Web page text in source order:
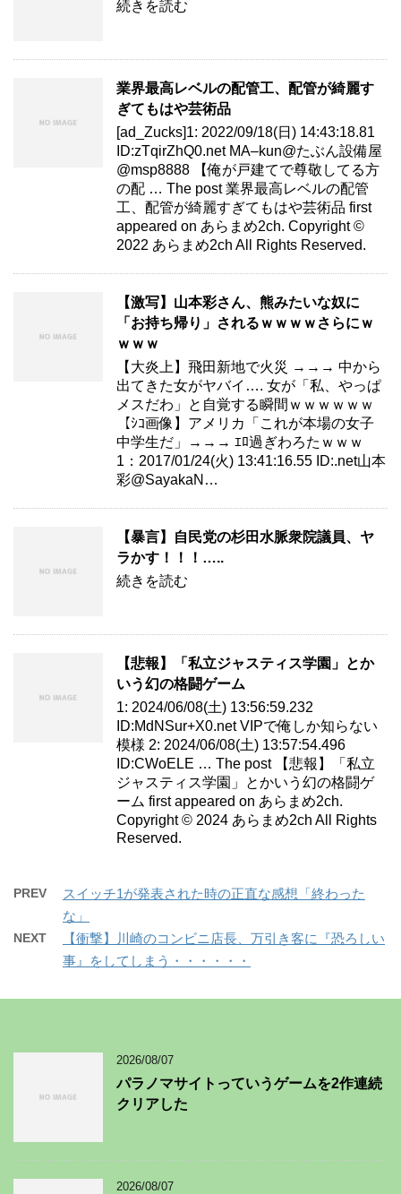
続きを読む
業界最高レベルの配管工、配管が綺麗す
ぎてもはや芸術品
[ad_Zucks]1: 2022/09/18(日) 14:43:18.81
ID:zTqirZhQ0.net MA–kun@たぶん設備屋
@msp8888 【俺が戸建てで尊敬してる方
の配 … The post 業界最高レベルの配管
工、配管が綺麗すぎてもはや芸術品 first
appeared on あらまめ2ch. Copyright ©
2022 あらまめ2ch All Rights Reserved.
【激写】山本彩さん、熊みたいな奴に
「お持ち帰り」されるｗｗｗｗさらにｗ
ｗｗｗ
【大炎上】飛田新地で火災 →→→ 中から
出てきた女がヤバイ…. 女が「私、やっぱ
メスだわ」と自覚する瞬間ｗｗｗｗｗｗ
【ｼｺ画像】アメリカ「これが本場の女子
中学生だ」→→→ ｴﾛ過ぎわろたｗｗｗ
1：2017/01/24(火) 13:41:16.55 ID:.net山本
彩@SayakaN…
【暴言】自民党の杉田水脈衆院議員、ヤ
ラかす！！！…..
続きを読む
【悲報】「私立ジャスティス学園」とか
いう幻の格闘ゲーム
1: 2024/06/08(土) 13:56:59.232
ID:MdNSur+X0.net VIPで俺しか知らない
模様 2: 2024/06/08(土) 13:57:54.496
ID:CWoELE … The post 【悲報】「私立
ジャスティス学園」とかいう幻の格闘ゲ
ーム first appeared on あらまめ2ch.
Copyright © 2024 あらまめ2ch All Rights
Reserved.
PREV
スイッチ1が発表された時の正直な感想「終わった
な」
NEXT
【衝撃】川崎のコンビニ店長、万引き客に『恐ろしい
事』をしてしまう・・・・・・
2026/08/07
パラノマサイトっていうゲームを2作連続
クリアした
2026/08/07